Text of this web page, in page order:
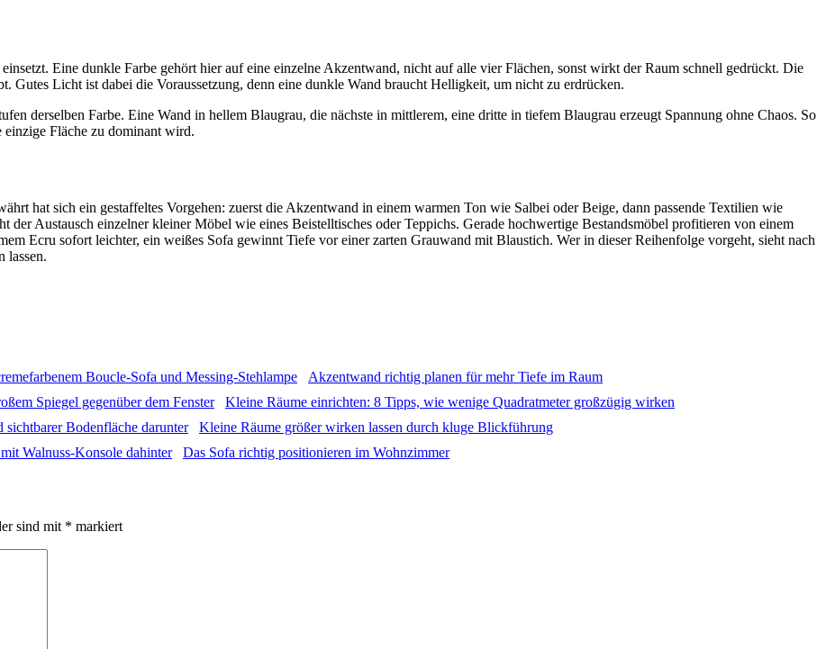
Eine dunkle Farbe gehört hier auf eine einzelne Akzentwand, nicht auf alle vier Flächen, sonst wirkt der Raum schnell gedrückt. Die
Gutes Licht ist dabei die Voraussetzung, denn eine dunkle Wand braucht Helligkeit, um nicht zu erdrücken.
derselben Farbe. Eine Wand in hellem Blaugrau, die nächste in mittlerem, eine dritte in tiefem Blaugrau erzeugt Spannung ohne Chaos. So
einzige Fläche zu dominant wird.
hat sich ein gestaffeltes Vorgehen: zuerst die Akzentwand in einem warmen Ton wie Salbei oder Beige, dann passende Textilien wie
der Austausch einzelner kleiner Möbel wie eines Beistelltisches oder Teppichs. Gerade hochwertige Bestandsmöbel profitieren von einem
Ecru sofort leichter, ein weißes Sofa gewinnt Tiefe vor einer zarten Grauwand mit Blaustich. Wer in dieser Reihenfolge vorgeht, sieht nach
lassen.
Akzentwand richtig planen für mehr Tiefe im Raum
Kleine Räume einrichten: 8 Tipps, wie wenige Quadratmeter großzügig wirken
Kleine Räume größer wirken lassen durch kluge Blickführung
Das Sofa richtig positionieren im Wohnzimmer
sind mit * markiert